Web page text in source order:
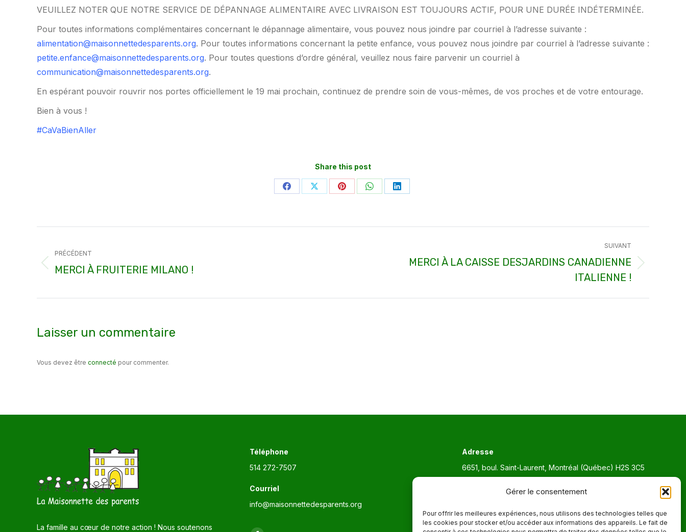
Gérer le consentement
Pour offrir les meilleures expériences, nous utilisons des technologies telles que
les cookies pour stocker et/ou accéder aux informations des appareils. Le fait de
VEUILLEZ NOTER QUE NOTRE SERVICE DE DÉPANNAGE ALIMENTAIRE AVEC LIVRAISON EST TOUJOURS ACTIF, POUR UNE DURÉE INDÉTERMINÉE.
Pour toutes informations complémentaires concernant le dépannage alimentaire, vous pouvez nous joindre par courriel à l’adresse suivante :
alimentation@maisonnettedesparents.org. Pour toutes informations concernant la petite enfance, vous pouvez nous joindre par courriel à l’adresse suivante :
petite.enfance@maisonnettedesparents.org. Pour toutes questions d’ordre général, veuillez nous faire parvenir un courriel à
communication@maisonnettedesparents.org.
En espérant pouvoir rouvrir nos portes officiellement le 19 mai prochain, continuez de prendre soin de vous-mêmes, de vos proches et de votre entourage.
Bien à vous !
#CaVaBienAller
Share this post
PartagerPartagerPartagerPartagerPartager
article
PRÉCÉDENT
Article
:
MERCI À FRUITERIE MILANO !
SUIVANT
:
MERCI À LA CAISSE DESJARDINS CANADIENNE
ITALIENNE !
Laisser un commentaire
Vous devez être connecté pour commenter.
La famille au cœur de notre action ! Nous soutenons
Téléphone
514 272-7507
Courriel
info@maisonnettedesparents.org
Adresse
6651, boul. Saint-Laurent, Montréal (Québec) H2S 3C5
Heures d'ouvertures